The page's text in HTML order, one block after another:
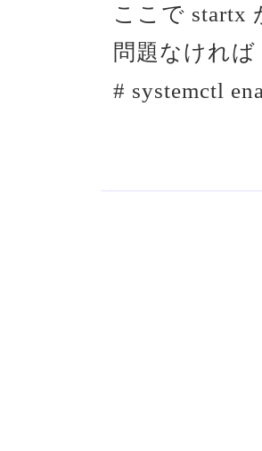
ここで startx
問題なければ
# systemctl